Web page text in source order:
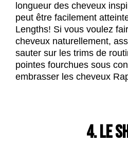
longueur des cheveux
peut être facilement
Lengths! Si vous voulez
cheveux naturellement,
sauter sur les trims de
pointes fourchues sous
embrasser les cheveux
4. LE